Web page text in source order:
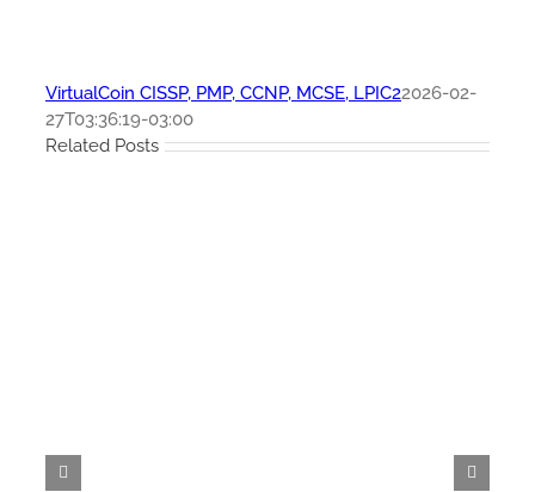
VirtualCoin CISSP, PMP, CCNP, MCSE, LPIC22026-02-
27T03:36:19-03:00
Related Posts